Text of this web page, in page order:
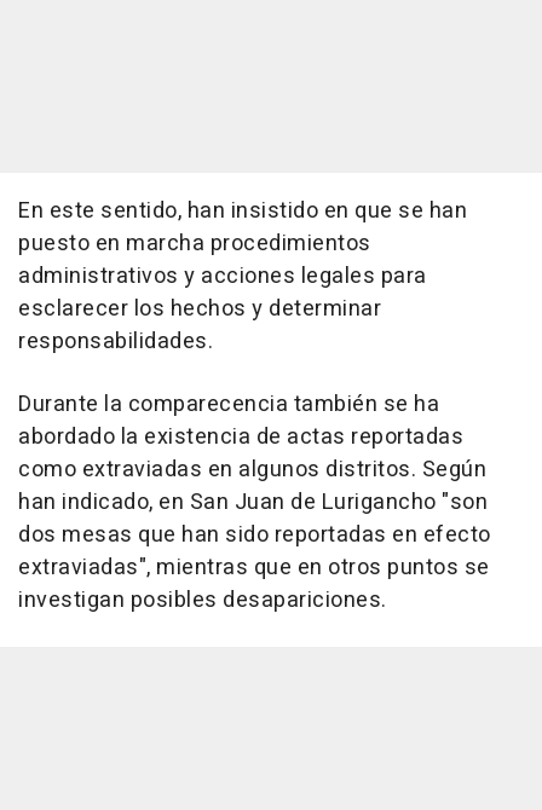
En este sentido, han insistido en que se han
puesto en marcha procedimientos
administrativos y acciones legales para
esclarecer los hechos y determinar
responsabilidades.
Durante la comparecencia también se ha
abordado la existencia de actas reportadas
como extraviadas en algunos distritos. Según
han indicado, en San Juan de Lurigancho "son
dos mesas que han sido reportadas en efecto
extraviadas", mientras que en otros puntos se
investigan posibles desapariciones.